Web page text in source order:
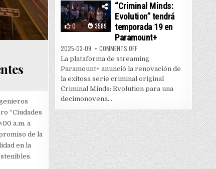
“Ciudades
a.m. a
de la
en la
0 3589
“Criminal Minds:
Evolution” tendrá
temporada 19 en
Paramount+
2025-03-09 COMMENTS OFFON “CRIMINAL MINDS:
La plataforma de streaming
Paramount+ anunció la renovación de
la exitosa serie criminal original
Criminal Minds: Evolution para una
decimonovena...